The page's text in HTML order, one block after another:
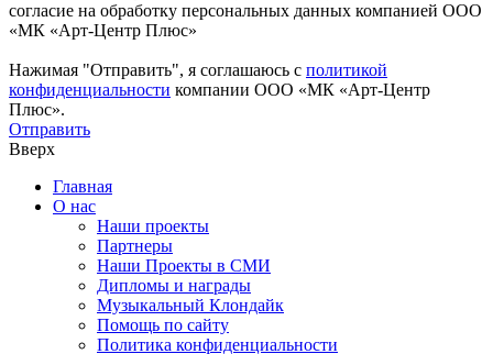
согласие на обработку персональных данных компанией ООО
«МК «Арт-Центр Плюс»
Нажимая "Отправить", я соглашаюсь с политикой
конфиденциальности компании ООО «МК «Арт-Центр
Плюс».
Отправить
Вверх
Главная
О нас
Наши проекты
Партнеры
Наши Проекты в СМИ
Дипломы и награды
Музыкальный Клондайк
Помощь по сайту
Политика конфиденциальности